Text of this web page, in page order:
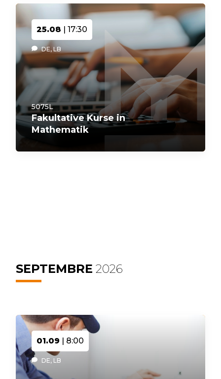
25.08 | 17:30
DE, LB
5075L
Fakultative Kurse in
Mathematik
SEPTEMBRE 2026
01.09 | 8:00
DE, LB